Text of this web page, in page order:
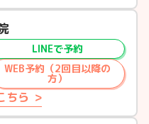
LINEで予約
WEB予約（2回目以降の
方）
ちら